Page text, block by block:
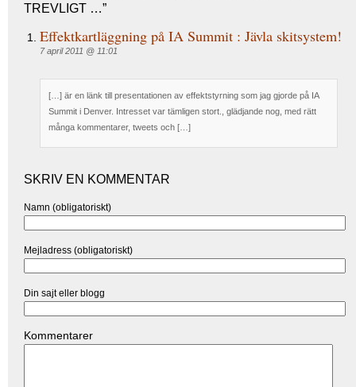
TREVLIGT …”
Effektkartläggning på IA Summit : Jävla skitsystem!
7 april 2011 @ 11:01
[…] är en länk till presentationen av effektstyrning som jag gjorde på IA
Summit i Denver. Intresset var tämligen stort., glädjande nog, med rätt
många kommentarer, tweets och […]
SKRIV EN KOMMENTAR
Namn (obligatoriskt)
Mejladress (obligatoriskt)
Din sajt eller blogg
Kommentarer